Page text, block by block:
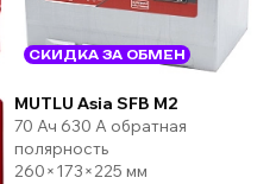
СКИДКА ЗА ОБМЕН
MUTLU Asia SFB M2
70 Ач 630 А обратная
полярность
260×173×225 мм